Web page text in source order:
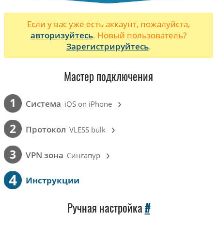
Если у вас уже есть аккаунт, пожалуйста,
авторизуйтесь. Новый пользователь?
Зарегистрируйтесь.
Мастер подключения
1 Cистема iOS on iPhone ›
2 Протокол VLESS bulk ›
3 VPN зона Сингапур ›
4 Инструкции
Ручная настройка #